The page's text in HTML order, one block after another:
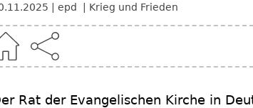
epd Krieg und Frieden
Rat der Evangelischen Kirche in